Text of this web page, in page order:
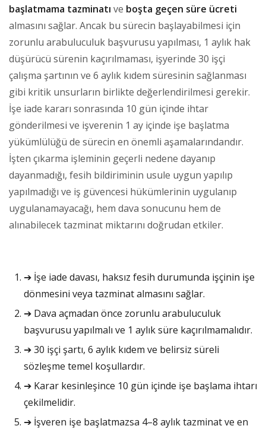
başlatmama tazminatı ve boşta geçen süre ücreti
almasını sağlar. Ancak bu sürecin başlayabilmesi için
zorunlu arabuluculuk başvurusu yapılması, 1 aylık hak
düşürücü sürenin kaçırılmaması, işyerinde 30 işçi
çalışma şartının ve 6 aylık kıdem süresinin sağlanması
gibi kritik unsurların birlikte değerlendirilmesi gerekir.
İşe iade kararı sonrasında 10 gün içinde ihtar
gönderilmesi ve işverenin 1 ay içinde işe başlatma
yükümlülüğü de sürecin en önemli aşamalarındandır.
İşten çıkarma işleminin geçerli nedene dayanıp
dayanmadığı, fesih bildiriminin usule uygun yapılıp
yapılmadığı ve iş güvencesi hükümlerinin uygulanıp
uygulanamayacağı, hem dava sonucunu hem de
alınabilecek tazminat miktarını doğrudan etkiler.
➔ İşe iade davası, haksız fesih durumunda işçinin işe
dönmesini veya tazminat almasını sağlar.
➔ Dava açmadan önce zorunlu arabuluculuk
başvurusu yapılmalı ve 1 aylık süre kaçırılmamalıdır.
➔ 30 işçi şartı, 6 aylık kıdem ve belirsiz süreli
sözleşme temel koşullardır.
➔ Karar kesinleşince 10 gün içinde işe başlama ihtarı
çekilmelidir.
➔ İşveren işe başlatmazsa 4–8 aylık tazminat ve en